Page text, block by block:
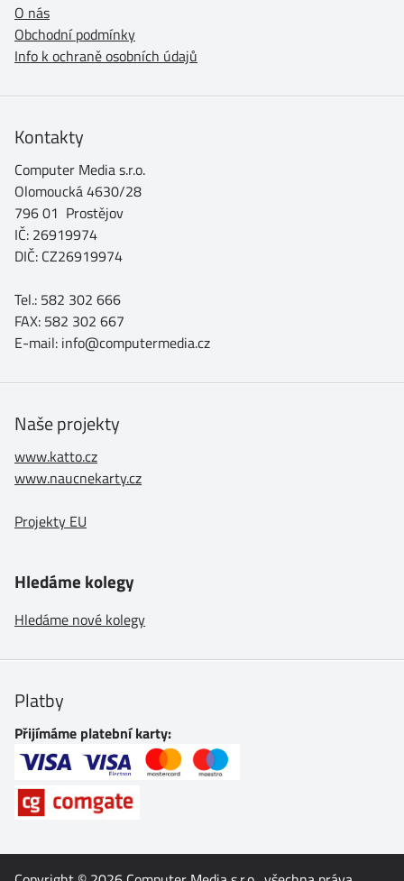
O nás
Obchodní podmínky
Info k ochraně osobních údajů
Kontakty
Computer Media s.r.o.
Olomoucká 4630/28
796 01 Prostějov
IČ: 26919974
DIČ: CZ26919974
Tel.: 582 302 666
FAX: 582 302 667
E-mail: info@computermedia.cz
Naše projekty
www.katto.cz
www.naucnekarty.cz
Projekty EU
Hledáme kolegy
Hledáme nové kolegy
Platby
Přijímáme platební karty: